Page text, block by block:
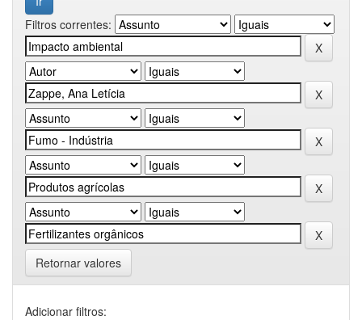
Filtros correntes:
Retornar valores
Adicionar filtros: